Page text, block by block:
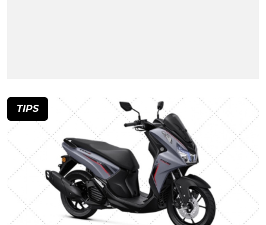
TIPS